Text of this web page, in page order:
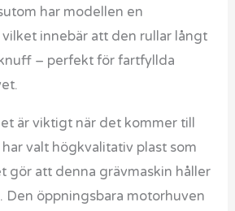
har modellen en
innebär att den rullar långt
– perfekt för fartfyllda
är viktigt när det kommer till
har valt högkvalitativ plast som
gör att denna grävmaskin håller
Den öppningsbara motorhuven